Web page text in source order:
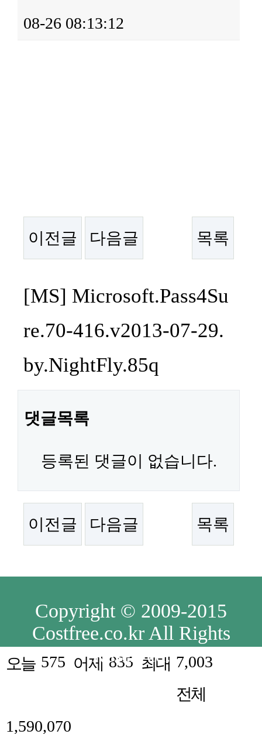
08-26 08:13:12
이전글 다음글 목록
본문
[MS] Microsoft.Pass4Su
re.70-416.v2013-07-29.
by.NightFly.85q
댓글목록
등록된 댓글이 없습니다.
이전글 다음글 목록
Copyright © 2009-2015
Costfree.co.kr All Rights
Reserved.
오늘 575 어제 835 최대 7,003
전체
1,590,070